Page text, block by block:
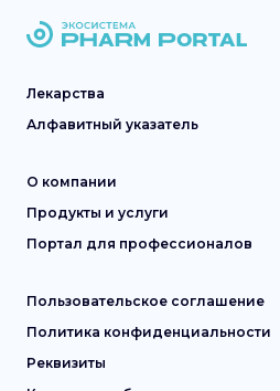
Лекарства
Алфавитный указатель
О компании
Продукты и услуги
Портал для профессионалов
Пользовательское соглашение
Политика конфиденциальности
Реквизиты